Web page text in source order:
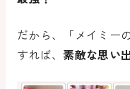
だから、「メイミー
すれば、素敵な思い